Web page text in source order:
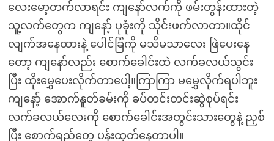
လေးမော့တက်လာရင်း ကျနော်လက်ကို ဖမ်းတွန်းထားတဲ့
သူ့လက်တွေက ကျနော့် ပုခုံးကို သိုင်းဖက်လာတာ။ထိုင်
လျက်အနေထားနဲ့ ပေါင်ခြံကို မသိမသာလေး ဖြဲပေးနေ
တော့ ကျနော်လည်း စောက်ခေါင်းထဲ လက်ခလယ်သွင်း
ပြီး ထိုးမွှေပေးလိုက်တာပေါ့။ကြာကြာ မမွှေလိုက်ရပါဘူး
ကျနော့် အောက်နူတ်ခမ်းကို ခပ်တင်းတင်းဆွဲစုပ်ရင်း
လက်ခလယ်လေးကို စောက်ခေါင်းအတွင်းသားတွေနဲ့ ညှစ်
ပြီး စောက်ရည်တွေ ပန်းထုတ်နေတာပါ။